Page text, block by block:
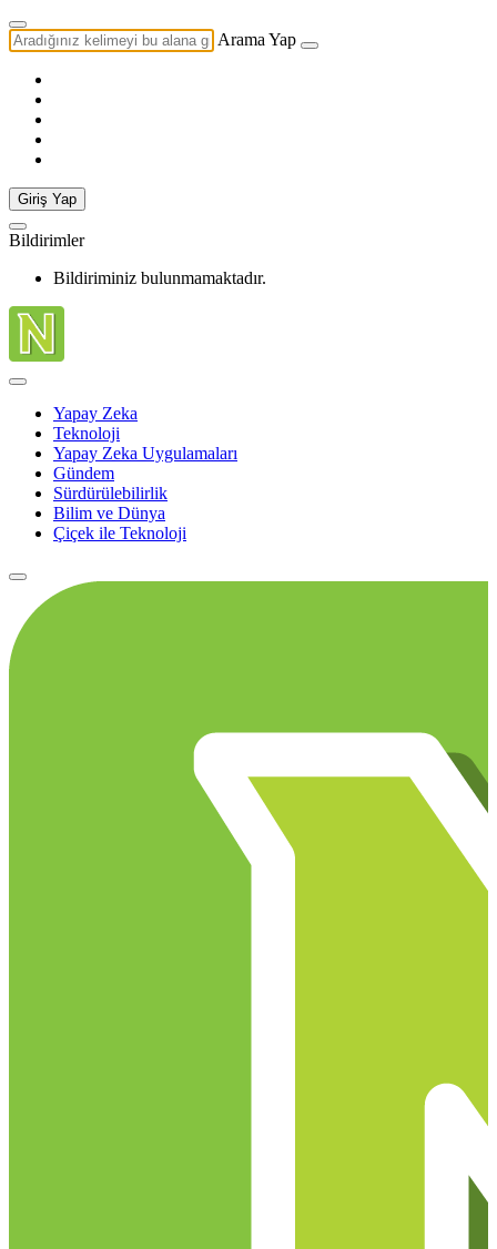
Arama Yap
Giriş Yap
Bildirimler
Bildiriminiz bulunmamaktadır.
Yapay Zeka
Teknoloji
Yapay Zeka Uygulamaları
Gündem
Sürdürülebilirlik
Bilim ve Dünya
Çiçek ile Teknoloji